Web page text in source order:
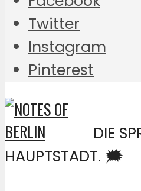
Twitter
Instagram
Pinterest
DIE
HAUPTSTADT. 🗯️